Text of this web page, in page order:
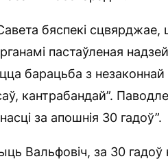
бяспекі сцвярджае,
пастаўленая
барацьба з
кантрабандай”.
за апошнія 30 гадоў”.
Вальфовіч, за 30